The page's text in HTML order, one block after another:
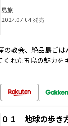
島旅
2024.07.04 発売
の教会、絶品島ご
くれた五島の魅力を
０１ 地球の歩